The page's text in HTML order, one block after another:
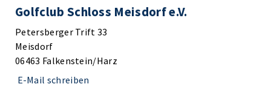
Golfclub Schloss Meisdorf e.V.
Petersberger Trift 33
Meisdorf
06463 Falkenstein/Harz
E-Mail schreiben